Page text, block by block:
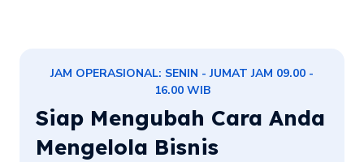
JAM OPERASIONAL: SENIN - JUMAT JAM 09.00 -
16.00 WIB
Siap Mengubah Cara Anda
Mengelola Bisnis